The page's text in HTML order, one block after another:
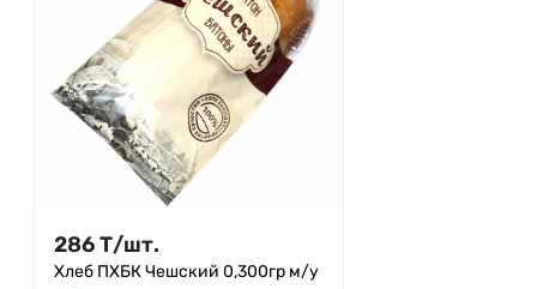
286Т/шт.
Хлеб ПХБК Чешский 0,300гр м/у